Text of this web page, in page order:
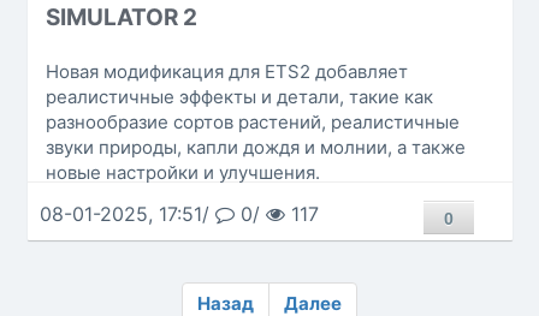
SIMULATOR 2
Новая модификация для ETS2 добавляет
реалистичные эффекты и детали, такие как
разнообразие сортов растений, реалистичные
звуки природы, капли дождя и молнии, а также
новые настройки и улучшения.
08-01-2025, 17:51/ 0/ 117 0
Назад Далее